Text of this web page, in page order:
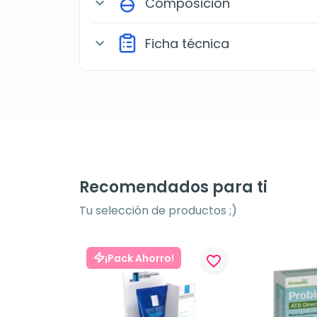
expand_more Ficha técnica
Recomendados para ti
Tu selección de productos ;)
¡Pack Ahorro! favorite_border